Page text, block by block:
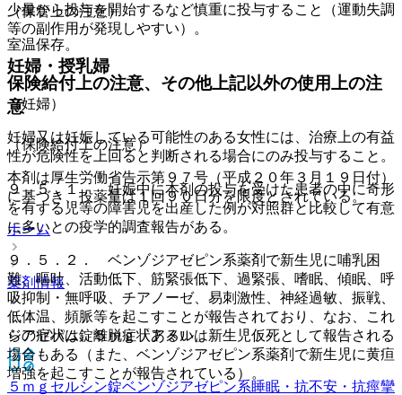
（保管上の注意）
室温保存。
保険給付上の注意、その他上記以外の使用上の注
意
（保険給付上の注意）
本剤は厚生労働省告示第９７号（平成２０年３月１９日付）
に基づき、投薬量は１回９０日分を限度とされている。
ホーム
薬剤情報
ジアゼパム錠５ｍｇ「アメル」
５ｍｇセルシン錠ベンゾジアゼピン系睡眠・抗不安・抗痙攣
少量から投与を開始するなど慎重に投与すること（運動失調
等の副作用が発現しやすい）。
妊婦・授乳婦
（妊婦）
妊婦又は妊娠している可能性のある女性には、治療上の有益
性が危険性を上回ると判断される場合にのみ投与すること。
９．５．１． 妊娠中に本剤の投与を受けた患者の中に奇形
を有する児等の障害児を出産した例が対照群と比較して有意
に多いとの疫学的調査報告がある。
９．５．２． ベンゾジアゼピン系薬剤で新生児に哺乳困
難、嘔吐、活動低下、筋緊張低下、過緊張、嗜眠、傾眠、呼
吸抑制・無呼吸、チアノーゼ、易刺激性、神経過敏、振戦、
低体温、頻脈等を起こすことが報告されており、なお、これ
らの症状は、離脱症状あるいは新生児仮死として報告される
場合もある（また、ベンゾジアゼピン系薬剤で新生児に黄疸
増強を起こすことが報告されている）。